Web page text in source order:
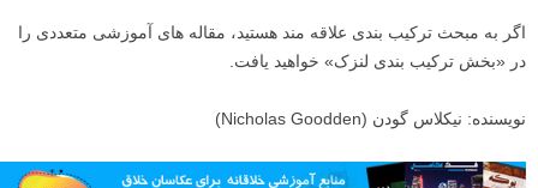
اگر به مبحث ترکیب بندی علاقه مند هستید، مقاله های آموزشی متعددی را
در «بخش ترکیب بندی لنزک» خواهید یافت.
نویسنده: نیکلاس گودن (Nicholas Goodden)